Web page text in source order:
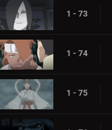
1 - 73
1 - 74
1 - 75